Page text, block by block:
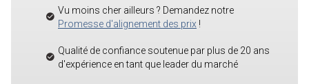
Vu moins cher ailleurs ? Demandez notre
Promesse d'alignement des prix !
Qualité de confiance soutenue par plus de 20 ans
d'expérience en tant que leader du marché